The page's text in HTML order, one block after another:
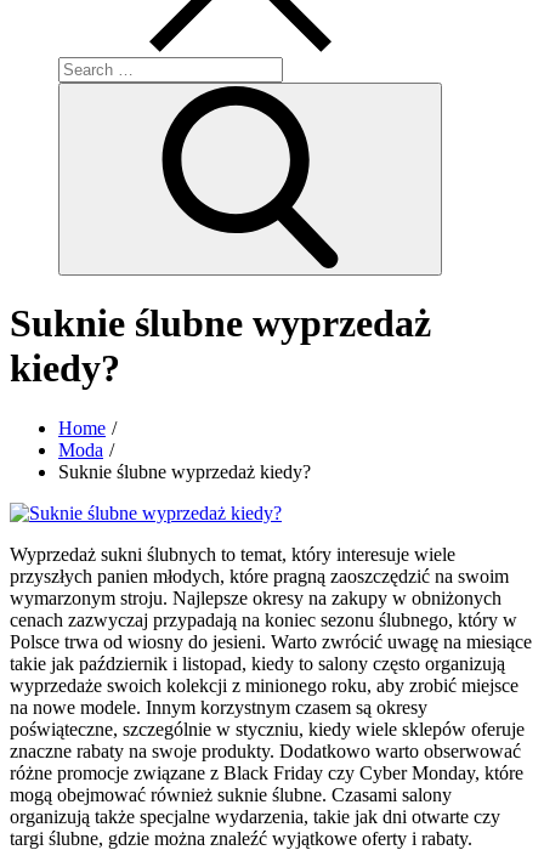
Search
for:
Suknie ślubne wyprzedaż
kiedy?
Home
Moda
Suknie ślubne wyprzedaż kiedy?
Wyprzedaż sukni ślubnych to temat, który interesuje wiele
przyszłych panien młodych, które pragną zaoszczędzić na swoim
wymarzonym stroju. Najlepsze okresy na zakupy w obniżonych
cenach zazwyczaj przypadają na koniec sezonu ślubnego, który w
Polsce trwa od wiosny do jesieni. Warto zwrócić uwagę na miesiące
takie jak październik i listopad, kiedy to salony często organizują
wyprzedaże swoich kolekcji z minionego roku, aby zrobić miejsce
na nowe modele. Innym korzystnym czasem są okresy
poświąteczne, szczególnie w styczniu, kiedy wiele sklepów oferuje
znaczne rabaty na swoje produkty. Dodatkowo warto obserwować
różne promocje związane z Black Friday czy Cyber Monday, które
mogą obejmować również suknie ślubne. Czasami salony
organizują także specjalne wydarzenia, takie jak dni otwarte czy
targi ślubne, gdzie można znaleźć wyjątkowe oferty i rabaty.